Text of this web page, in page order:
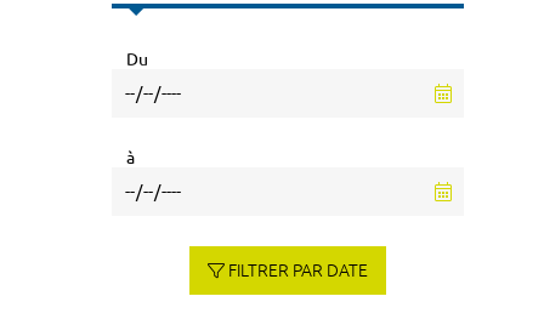
Du
à
FILTRER PAR DATE